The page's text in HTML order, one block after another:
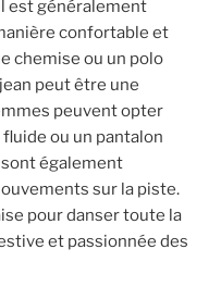
est généralement
confortable et
chemise ou un polo
peut être une
peuvent opter
ou un pantalon
sont également
sur la piste.
pour danser toute la
et passionnée des